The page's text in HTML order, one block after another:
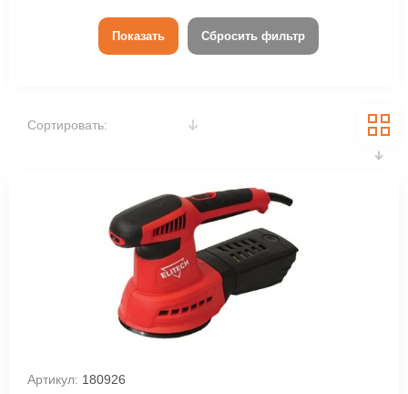
Показать Сбросить фильтр
Сортировать:
Артикул: 180926